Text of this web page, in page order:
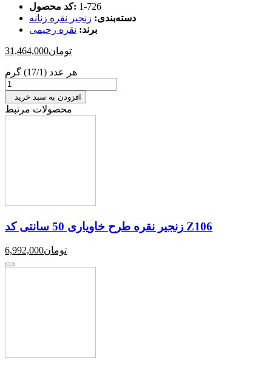
کد محصول: ‎1-726
دسته‌بندی: زنجیر نقره زنانه
برند: نقره رحیمی
31,464,000تومان
هر عدد (17/1) گرم
افزودن به سبد خرید
محصولات مرتبط
زنجیر نقره طرح خاویاری 50 سانتی کد Z106
6,992,000تومان